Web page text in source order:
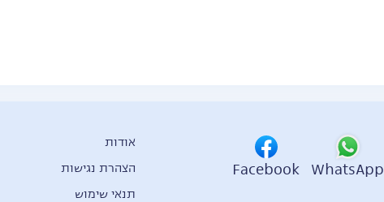
WhatsApp
Facebook
אודות
הצהרת נגישות
תנאי שימוש